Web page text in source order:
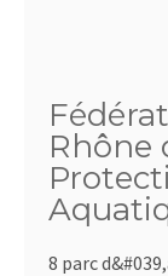
Rhône
8 parc